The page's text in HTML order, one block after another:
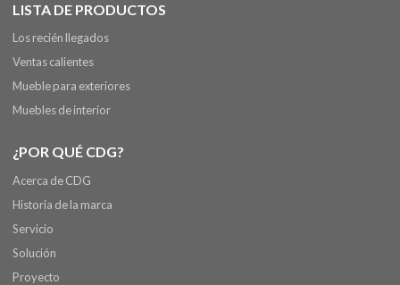
LISTA DE PRODUCTOS
Los recién llegados
Ventas calientes
Mueble para exteriores
Muebles de interior
¿POR QUÉ CDG?
Acerca de CDG
Historia de la marca
Servicio
Solución
Proyecto